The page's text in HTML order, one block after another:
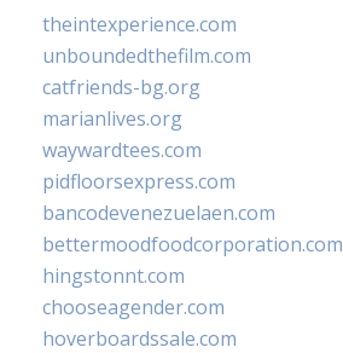
theintexperience.com
unboundedthefilm.com
catfriends-bg.org
marianlives.org
waywardtees.com
pidfloorsexpress.com
bancodevenezuelaen.com
bettermoodfoodcorporation.com
hingstonnt.com
chooseagender.com
hoverboardssale.com